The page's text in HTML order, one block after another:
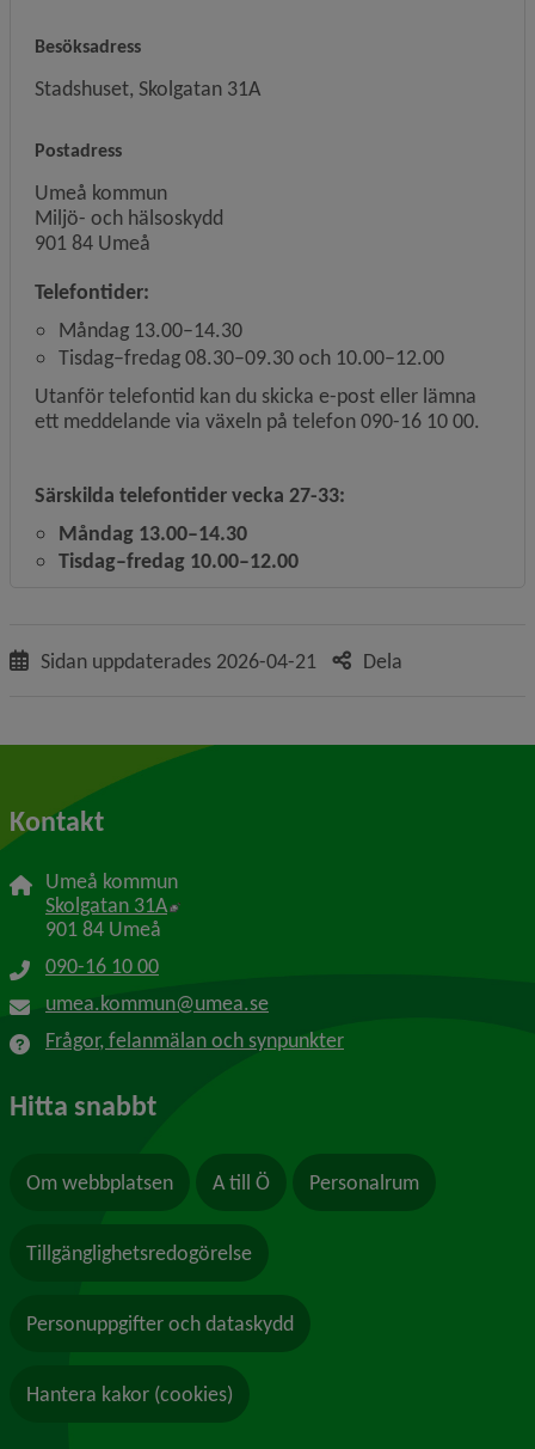
Besöksadress
Stadshuset, Skolgatan 31A
Postadress
Umeå kommun
Miljö- och hälsoskydd
901 84 Umeå
Telefontider:
Måndag 13.00–14.30
Tisdag–fredag 08.30–09.30 och 10.00–12.00
Utanför telefontid kan du skicka e-post eller lämna
ett meddelande via växeln på telefon 090-16 10 00.
Särskilda telefontider vecka 27-33:
Måndag 13.00–14.30
Tisdag–fredag 10.00–12.00
Sidan uppdaterades 2026-04-21 Dela
Kontakt
Umeå kommun
Skolgatan 31A Länk till annan webbplats, öppnas i nytt
901 84 Umeå
090-16 10 00
umea.kommun@umea.se
Frågor, felanmälan och synpunkter
Hitta snabbt
Om webbplatsen A till Ö Personalrum
Tillgänglighetsredogörelse
Personuppgifter och dataskydd
Hantera kakor (cookies)